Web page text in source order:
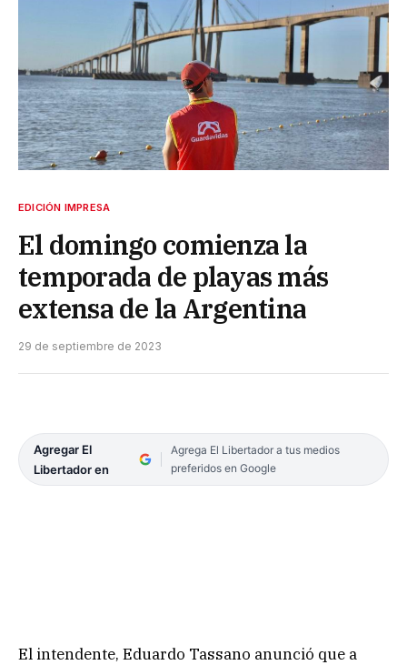
EDICIÓN IMPRESA
El domingo comienza la
temporada de playas más
extensa de la Argentina
29 de septiembre de 2023
Agregar El
Libertador en
Agrega El Libertador a tus medios
preferidos en Google
El intendente, Eduardo Tassano anunció que a